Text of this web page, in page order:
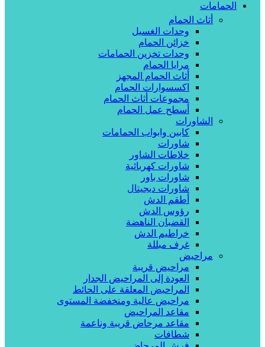
الحمامات
أثاث الحمام
وحدات الغسيل
خزائن الحمام
وحدات تخزين الحمامات
مرايا الحمام
أثاث الحمام المجهز
اكسسوارات الحمام
مجموعات أثاث الحمام
أسطح عمل الحمام
الشاورات
كابين وابواب الحمامات
شاورات
خلاطات الشاور
شاورات كهربائية
شاورات باور
شاورات ديجيتال
أطقم الدش
رؤوس الدش
القضبان الناهضة
خراطيم الدش
غرف مبللة
مراحيض
مراحيض قريبة
العودة إلى المراحيض الجدار
المراحيض المعلقة على الحائط
مراحيض عالية ومنخفضة المستوى
مقاعد المراحيض
مقاعد مرحاض قريبة وناعمة
شطافات